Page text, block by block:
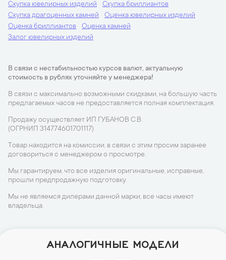
Скупка ювелирных изделий
Скупка бриллиантов
Скупка драгоценных камней
Оценка ювелирных изделий
Оценка бриллиантов
Оценка камней
Залог ювелирных изделий
В связи с нестабильностью курсов валют, актуальную
стоимость в рублях уточняйте у менеджера!
В связи с максимально возможными скидками, на большую часть
предлагаемых часов не предоставляется полная комплектация.
Продажу осуществляет ИП ГУБАНОВ С.В.
(ОГРНИП 314774601701117)
Товар находится на комиссии, в связи с этим просим заранее
договориться с менеджером о просмотре.
Мы гарантируем, что все изделия оригинальные, исправные,
прошли предпродажную подготовку.
Мы не являемся дилерами данной марки, все часы имеют
владельца.
АНАЛОГИЧНЫЕ МОДЕЛИ